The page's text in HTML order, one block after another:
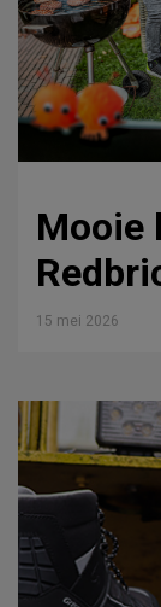
Mooie
15 mei 2026